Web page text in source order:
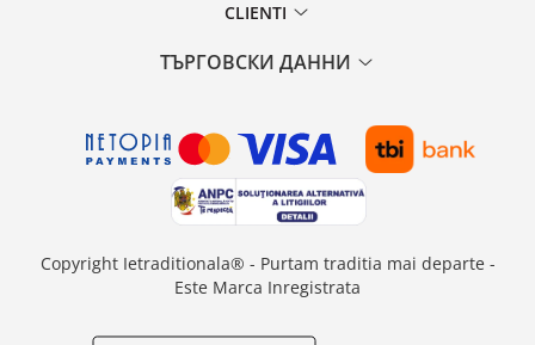
CLIENTI
ТЪРГОВСКИ ДАННИ
Copyright Ietraditionala® - Purtam traditia mai departe -
Este Marca Inregistrata